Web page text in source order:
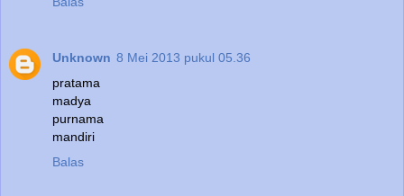
Unknown 8 Mei 2013 pukul 05.36
pratama
madya
purnama
mandiri
Balas